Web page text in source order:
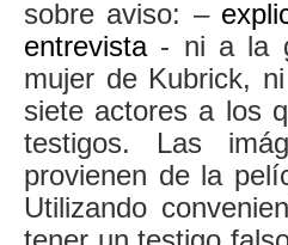
sobre aviso: –
entrevista- ni a la
mujer de Kubrick,
siete actores a los
testigos. Las
provienen de la
Utilizando